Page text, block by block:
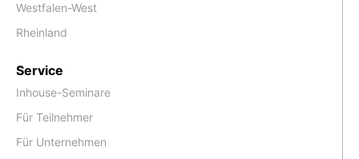
Westfalen-West
Rheinland
Service
Inhouse-Seminare
Für Teilnehmer
Für Unternehmen